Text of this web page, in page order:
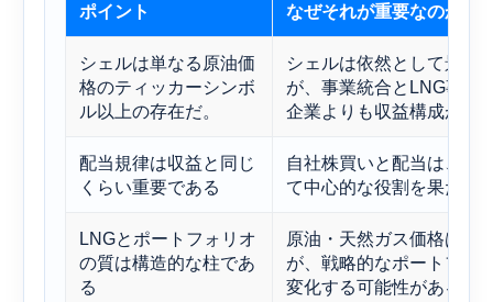
ポイント なぜそれが重要なのか
シェルは単なる原油価
格のティッカーシンボ
ル以上の存在だ。
シェルは依然として景気
が、事業統合とLNG事業
企業よりも収益構成が多
配当規律は収益と同じ
くらい重要である
自社株買いと配当は、市
て中心的な役割を果たし
LNGとポートフォリオ
の質は構造的な柱であ
る
原油・天然ガス価格は依
が、戦略的なポートフォ
変化する可能性がある。